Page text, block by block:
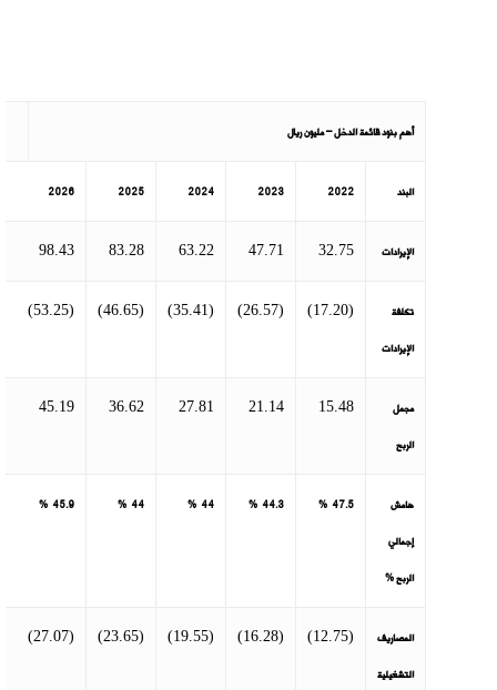
أهم بنود قائمة الدخل – مليون ريال
البند 2022
2023
2024
2025
2026
الإيرادات 32.75
47.71
63.22
83.28
98.43
تكلفة
الإيرادات
(17.20)
(26.57)
(35.41)
(46.65)
(53.25)
مجمل
الربح
15.48
21.14
27.81
36.62
45.19
هامش
إجمالي
الربح %
47.5
%
44.3
%
44
%
44
%
45.9
%
المصاريف
التشغيلية
(12.75)
(16.28)
(19.55)
(23.65)
(27.07)